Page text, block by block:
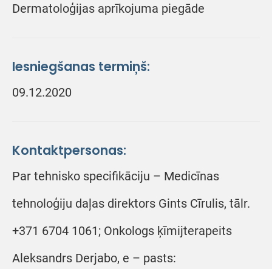
Dermatoloģijas aprīkojuma piegāde
Iesniegšanas termiņš:
09.12.2020
Kontaktpersonas:
Par tehnisko specifikāciju – Medicīnas
tehnoloģiju daļas direktors Gints Cīrulis, tālr.
+371 6704 1061; Onkologs ķīmijterapeits
Aleksandrs Derjabo, e – pasts: